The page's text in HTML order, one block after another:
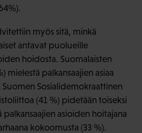
myös sitä, minkä
antavat puolueille
hoidosta. Suomalaisten
mielestä palkansaajien asiaa
Sosialidemokraattinen
(41 %) pidetään toiseksi
asioiden hoitajana
kokoomusta (33 %).